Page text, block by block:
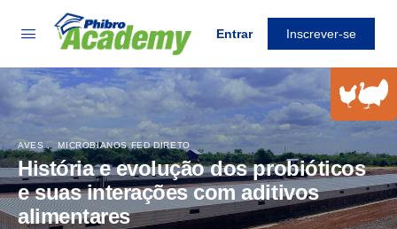
Entrar Inscrever-se
AVES , MICROBIANOS FED DIRETO
História e evolução dos probióticos
e suas interações com aditivos
alimentares